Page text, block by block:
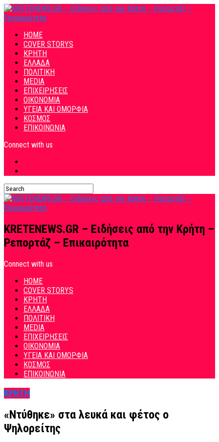
HOME
COVER STORYS
ΚΡΗΤΗ
ΕΛΛΑΔΑ
ΠΟΛΙΤΙΚΗ
MEDIA
ΕΠΙΧΕΙΡΗΣΕΙΣ
ΟΙΚΟΝΟΜΙΑ
ΥΓΕΙΑ ΚΑΙ ΟΜΟΡΦΙΑ
ΚΟΣΜΟΣ
ΕΠΙΚΟΙΝΩΝΙΑ
Connect with us
KRETENEWS.GR – Ειδήσεις από την Κρήτη –
Ρεπορτάζ – Επικαιρότητα
Connect with us
HOME
COVER STORYS
ΚΡΗΤΗ
ΕΛΛΑΔΑ
ΠΟΛΙΤΙΚΗ
MEDIA
ΕΠΙΧΕΙΡΗΣΕΙΣ
ΟΙΚΟΝΟΜΙΑ
ΥΓΕΙΑ ΚΑΙ ΟΜΟΡΦΙΑ
ΚΟΣΜΟΣ
ΕΠΙΚΟΙΝΩΝΙΑ
ΚΡΗΤΗ
«Ντύθηκε» στα λευκά και φέτος ο
Ψηλορείτης